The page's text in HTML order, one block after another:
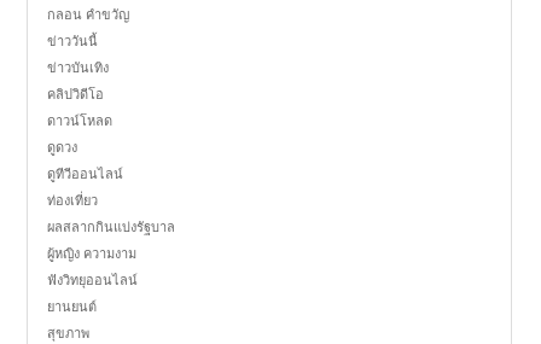
กลอน คำขวัญ
ข่าววันนี้
ข่าวบันเทิง
คลิปวิดีโอ
ดาวน์โหลด
ดูดวง
ดูทีวีออนไลน์
ท่องเที่ยว
ผลสลากกินแบ่งรัฐบาล
ผู้หญิง ความงาม
ฟังวิทยุออนไลน์
ยานยนต์
สุขภาพ